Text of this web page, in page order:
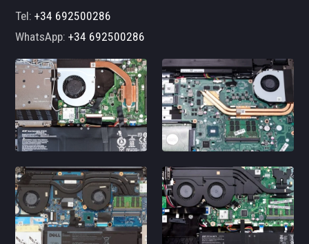
Tel:+34 692500286
WhatsApp:+34 692500286